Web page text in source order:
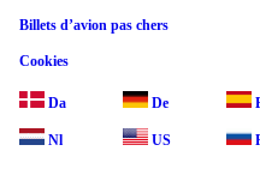
Billets d’avion pas chers
Cookies
Da De
Nl US